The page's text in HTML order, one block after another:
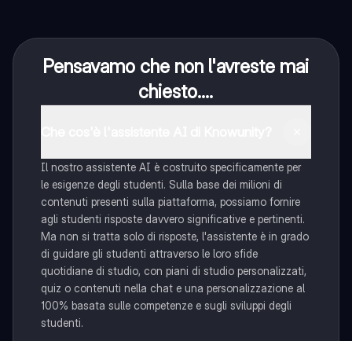
Pensavamo che non l'avreste mai
chiesto....
Il nostro assistente AI è costruito specificamente per
le esigenze degli studenti. Sulla base dei milioni di
contenuti presenti sulla piattaforma, possiamo fornire
agli studenti risposte davvero significative e pertinenti.
Ma non si tratta solo di risposte, l'assistente è in grado
di guidare gli studenti attraverso le loro sfide
quotidiane di studio, con piani di studio personalizzati,
quiz o contenuti nella chat e una personalizzazione al
100% basata sulle competenze e sugli sviluppi degli
studenti.